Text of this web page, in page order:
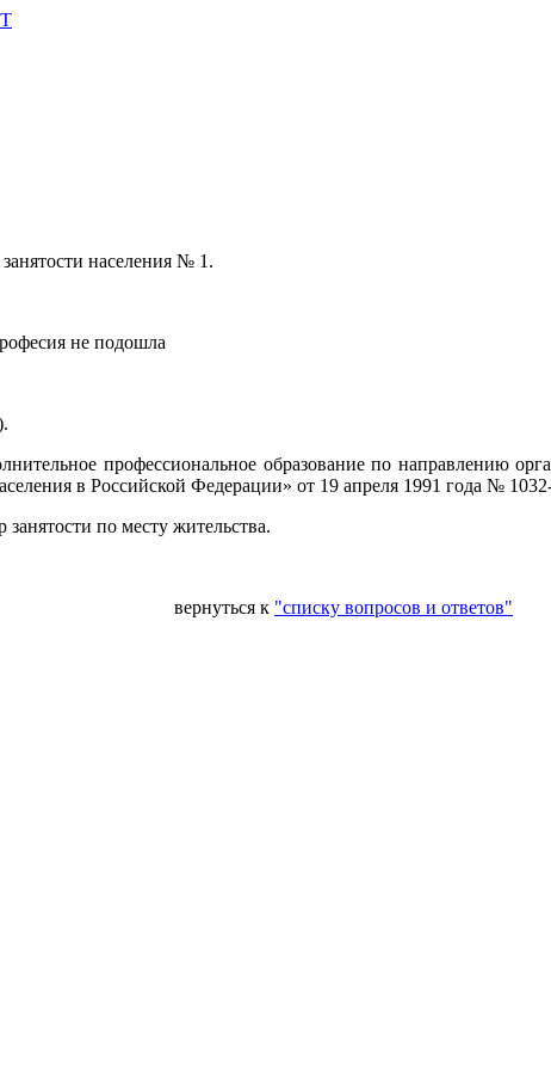
населения № 1.
не подошла
профессиональное образование по направлению
в Российской Федерации» от 19 апреля 1991 года №
по месту жительства.
вернуться к "списку вопросов и ответов"